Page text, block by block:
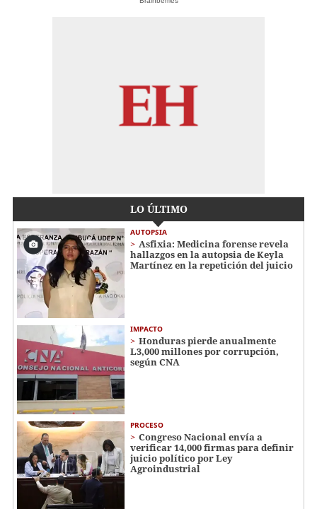
LO ÚLTIMO
AUTOPSIA
Asfixia: Medicina forense revela
hallazgos en la autopsia de Keyla
Martínez en la repetición del juicio
IMPACTO
Honduras pierde anualmente
L3,000 millones por corrupción,
según CNA
PROCESO
Congreso Nacional envía a
verificar 14,000 firmas para definir
juicio político por Ley
Agroindustrial